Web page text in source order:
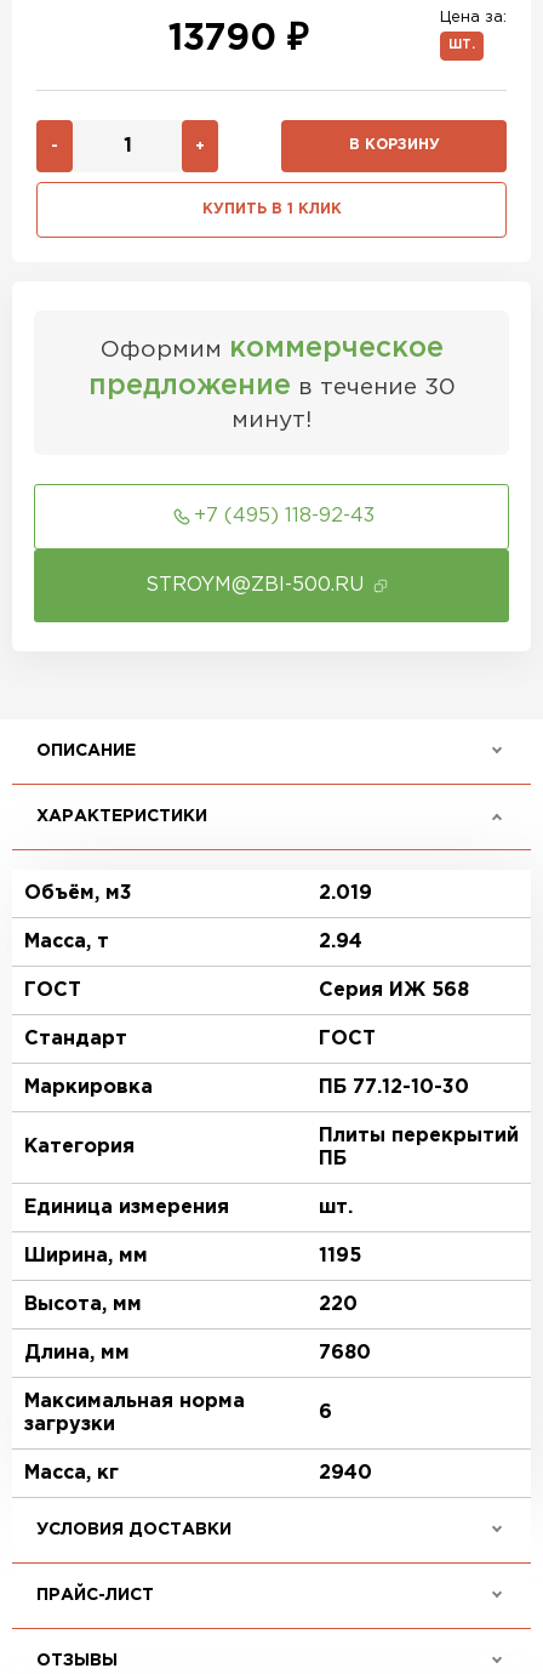
Цена за:
ШТ.
13790 ₽
- + В КОРЗИНУ
КУПИТЬ В 1 КЛИК
Оформим коммерческое
предложение в течение 30
минут!
+7 (495) 118-92-43
STROYM@ZBI-500.RU
ОПИСАНИЕ
ХАРАКТЕРИСТИКИ
Объём, м3 2.019
Масса, т 2.94
ГОСТ Серия ИЖ 568
Стандарт ГОСТ
Маркировка ПБ 77.12-10-30
Категория
Плиты перекрытий
ПБ
Единица измерения шт.
Ширина, мм 1195
Высота, мм 220
Длина, мм 7680
Максимальная норма
загрузки
6
Масса, кг 2940
УСЛОВИЯ ДОСТАВКИ
ПРАЙС-ЛИСТ
ОТЗЫВЫ